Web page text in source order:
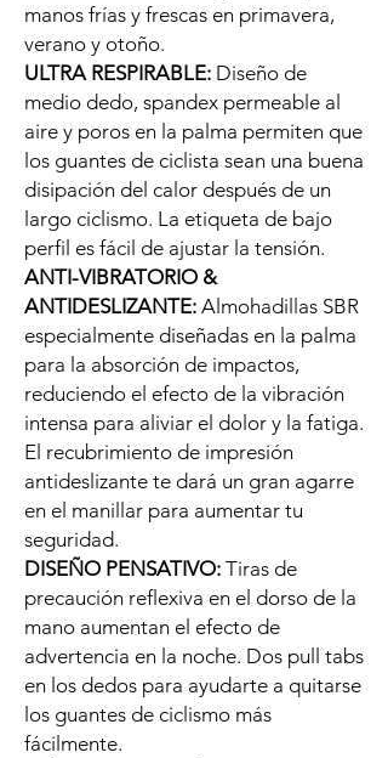
manos frías y frescas en primavera,
verano y otoño.
ULTRA RESPIRABLE: Diseño de
medio dedo, spandex permeable al
aire y poros en la palma permiten que
los guantes de ciclista sean una buena
disipación del calor después de un
largo ciclismo. La etiqueta de bajo
perfil es fácil de ajustar la tensión.
ANTI-VIBRATORIO &
ANTIDESLIZANTE: Almohadillas SBR
especialmente diseñadas en la palma
para la absorción de impactos,
reduciendo el efecto de la vibración
intensa para aliviar el dolor y la fatiga.
El recubrimiento de impresión
antideslizante te dará un gran agarre
en el manillar para aumentar tu
seguridad.
DISEÑO PENSATIVO: Tiras de
precaución reflexiva en el dorso de la
mano aumentan el efecto de
advertencia en la noche. Dos pull tabs
en los dedos para ayudarte a quitarse
los guantes de ciclismo más
fácilmente.